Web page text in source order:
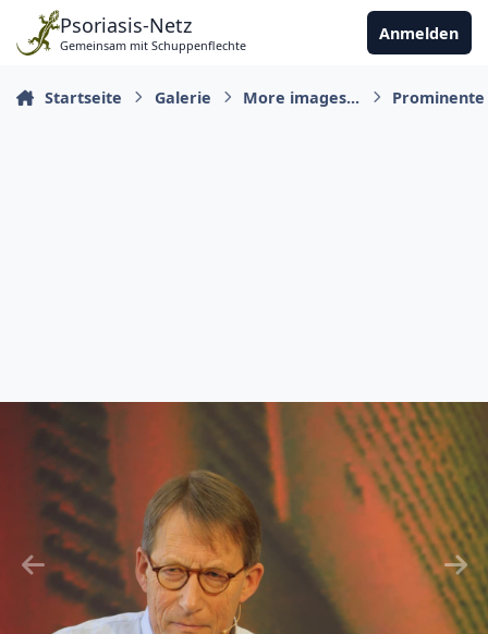
Zu Inhalt springen
Psoriasis-Netz
Gemeinsam mit Schuppenflechte
Anmelden
Startseite Galerie More images...